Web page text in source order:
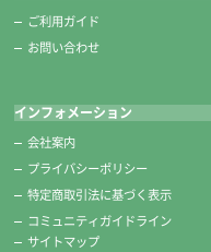
ご利用ガイド
お問い合わせ
インフォメーション
会社案内
プライバシーポリシー
特定商取引法に基づく表示
コミュニティガイドライン
サイトマップ